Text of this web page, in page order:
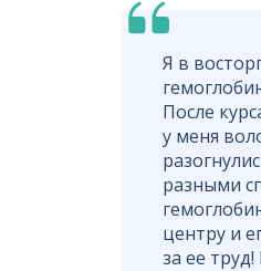
Я в
После
у меня
разными
центру и
за ее